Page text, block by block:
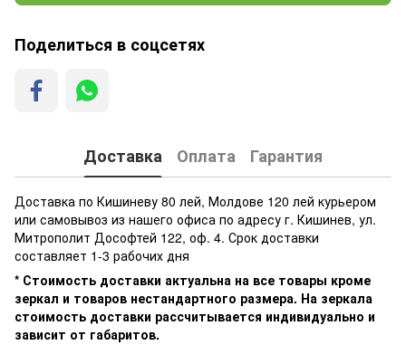
Поделиться в соцсетях
Доставка Оплата Гарантия
Доставка по Кишиневу 80 лей, Молдове 120 лей курьером
или самовывоз из нашего офиса по адресу г. Кишинев, ул.
Митрополит Дософтей 122, оф. 4. Срок доставки
составляет 1-3 рабочих дня
* Стоимость доставки актуальна на все товары кроме
зеркал и товаров нестандартного размера. На зеркала
стоимость доставки рассчитывается индивидуально и
зависит от габаритов.